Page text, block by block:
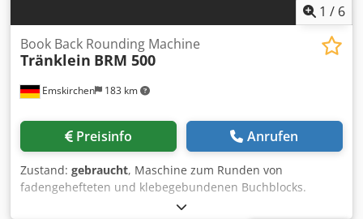
1 / 6
Emskirchen 183 km
Book Back Rounding Machine
Tränklein BRM 500
Preisinfo Anrufen
Zustand: gebraucht, Maschine zum Runden von
fadengehefteten und klebegebundenen Buchblocks.
Machine for rounding thread-sewn and adhesive-bound